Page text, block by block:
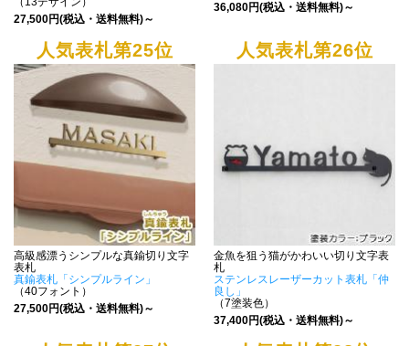
27,500円(税込・送料無料)～
36,080円(税込・送料無料)～
人気表札第25位
高級感漂うシンプルな真鍮切り文字
表札
真鍮表札「シンプルライン」
（40フォント）
27,500円(税込・送料無料)～
人気表札第26位
金魚を狙う猫がかわいい切り文字表
札
ステンレスレーザーカット表札「仲
良し」
（7塗装色）
37,400円(税込・送料無料)～